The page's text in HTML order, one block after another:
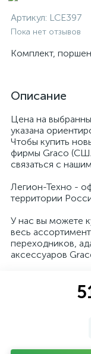
Артикул: LCE397
Пока нет отзывов
Комплект,
Описание
Цена на
указана
Чтобы купить
фирмы Graco
связаться с
Легион-Техно -
территории
У нас вы можете
весь
переходников,
аксессуаров